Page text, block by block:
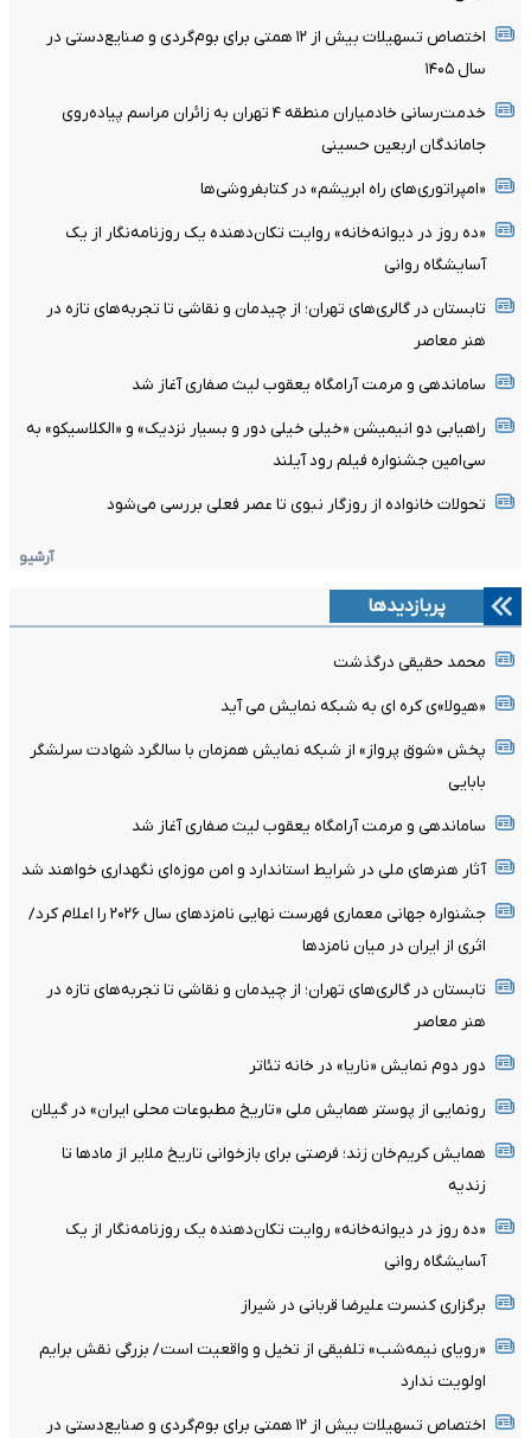
اختصاص تسهیلات بیش از ۱۲ همتی برای بوم‌گردی و صنایع‌دستی در
سال ۱۴۰۵
خدمت‌رسانی خادمیاران منطقه ۴ تهران به زائران مراسم پیاده‌روی
جاماندگان اربعین حسینی
«امپراتوری‌های راه ابریشم» در کتابفروشی‌ها
«ده روز در دیوانه‌خانه» روایت تکان‌دهنده یک روزنامه‌نگار از یک
آسایشگاه روانی
تابستان در گالری‌های تهران؛ از چیدمان و نقاشی تا تجربه‌های تازه در
هنر معاصر
ساماندهی و مرمت آرامگاه یعقوب لیث صفاری آغاز شد
راهیابی دو انیمیشن «خیلی خیلی دور و بسیار نزدیک» و «الکلاسیکو» به
سی‌امین جشنواره فیلم رود آیلند
تحولات خانواده از روزگار نبوی تا عصر فعلی بررسی می‌شود
آرشیو
پربازدیدها
محمد حقیقی درگذشت
«هیولا»ی کره ای به شبکه نمایش می آید
پخش «شوق پرواز» از شبکه نمایش همزمان با سالگرد شهادت سرلشگر
بابایی
ساماندهی و مرمت آرامگاه یعقوب لیث صفاری آغاز شد
آثار هنرهای ملی در شرایط استاندارد و امن موزه‌ای نگهداری خواهند شد
جشنواره جهانی معماری فهرست نهایی نامزدهای سال ۲۰۲۶ را اعلام کرد/
اثری از ایران در میان نامزدها
تابستان در گالری‌های تهران؛ از چیدمان و نقاشی تا تجربه‌های تازه در
هنر معاصر
دور دوم نمایش «ناریا» در خانه تئاتر
رونمایی از پوستر همایش ملی «تاریخ مطبوعات محلی ایران» در گیلان
همایش کریم‌خان زند؛ فرصتی برای بازخوانی تاریخ ملایر از مادها تا
زندیه
«ده روز در دیوانه‌خانه» روایت تکان‌دهنده یک روزنامه‌نگار از یک
آسایشگاه روانی
برگزاری کنسرت علیرضا قربانی در شیراز
«رویای نیمه‌شب» تلفیقی از تخیل و واقعیت است/ بزرگی نقش برایم
اولویت ندارد
اختصاص تسهیلات بیش از ۱۲ همتی برای بوم‌گردی و صنایع‌دستی در